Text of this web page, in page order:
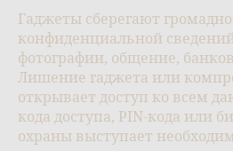
Гаджеты сберегают
конфиденциальной
фотографии, общение,
Лишение гаджета или
открывает доступ ко всем
кода доступа, PIN-кода или
охраны выступает